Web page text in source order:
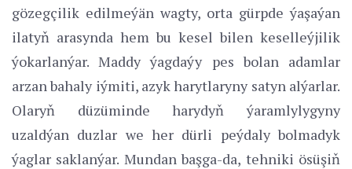
gözegçilik edilmeýän wagty, orta gürpde ýaşaýan
ilatyň arasynda hem bu kesel bilen keselleýjilik
ýokarlanýar. Maddy ýagdaýy pes bolan adamlar
arzan bahaly iýmiti, azyk harytlaryny satyn alýarlar.
Olaryň düzüminde harydyň ýaramlylygyny
uzaldýan duzlar we her dürli peýdaly bolmadyk
ýaglar saklanýar. Mundan başga-da, tehniki ösüşiň